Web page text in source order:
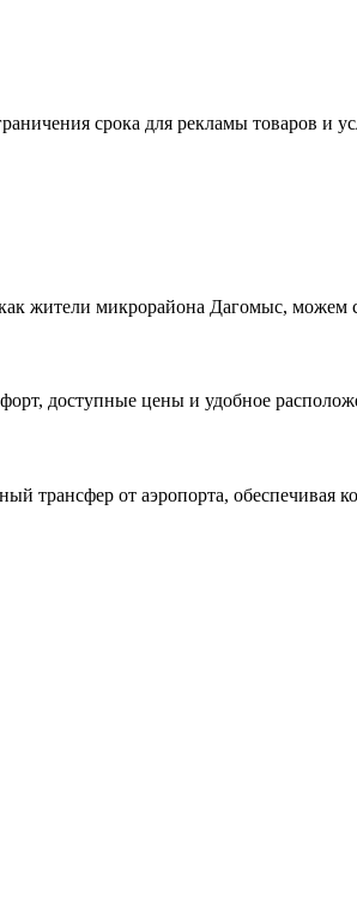
срока для рекламы товаров и
жители микрорайона Дагомыс, можем
доступные цены и удобное
трансфер от аэропорта, обеспечивая